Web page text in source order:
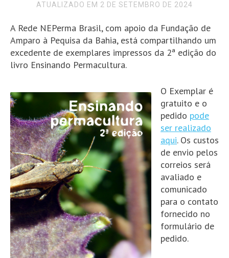
ATUALIZADO EM 2 DE SETEMBRO DE 2024
A Rede NEPerma Brasil, com apoio da Fundação de
Amparo à Pequisa da Bahia, está compartilhando um
excedente de exemplares impressos da 2ª edição do
livro Ensinando Permacultura.
O Exemplar é
gratuito e o
pedido pode
ser realizado
aqui. Os custos
de envio pelos
correios será
avaliado e
comunicado
para o contato
fornecido no
formulário de
pedido.